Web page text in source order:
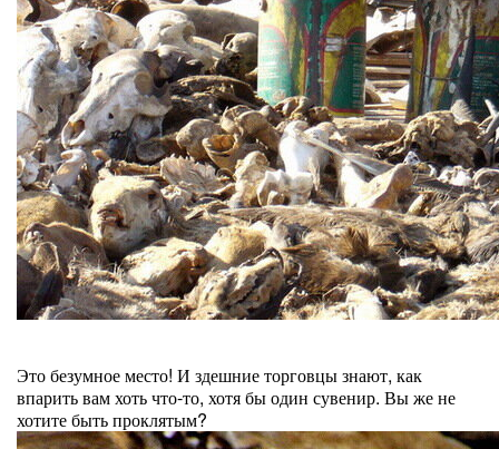
Это безумное место! И здешние торговцы знают, как
впарить вам хоть что-то, хотя бы один сувенир. Вы же не
хотите быть проклятым?